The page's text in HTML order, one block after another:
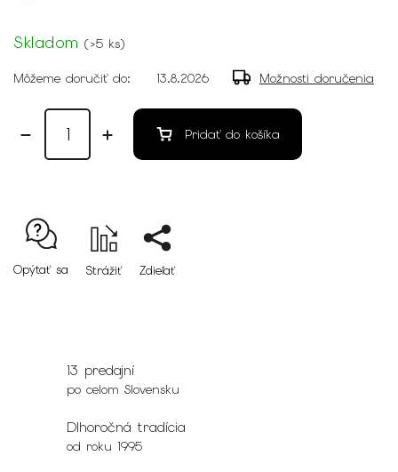
Skladom (>5 ks)
Môžeme doručiť do: 13.8.2026 Možnosti doručenia
Pridať do košíka
Opýtať sa Strážiť Zdieľať
13 predajní
po celom Slovensku
Dlhoročná tradícia
od roku 1995